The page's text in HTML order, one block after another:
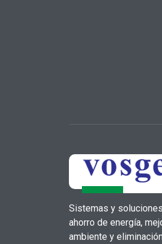
Sistemas y
ahorro de energía,
ambiente y